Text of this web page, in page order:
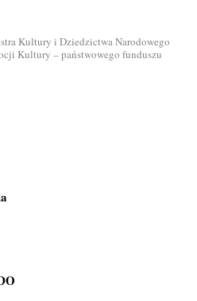
Kultury i Dziedzictwa Narodowego
Kultury – państwowego funduszu